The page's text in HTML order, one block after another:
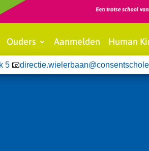
Ouders Aanmelden Human
5📧